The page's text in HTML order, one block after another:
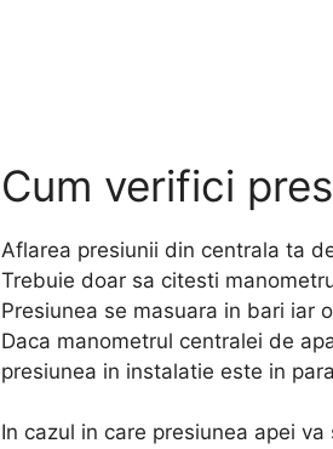
Cum verifici
Aflarea presiunii din centrala ta
Trebuie doar sa citesti
Presiunea se masuara in bari iar
Daca manometrul centralei de
presiunea in instalatie este in
In cazul in care presiunea apei va